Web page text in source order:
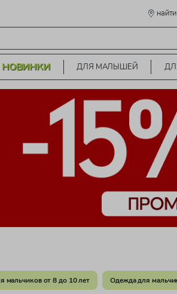
НОВИНКИ ДЛЯ МАЛЫШЕЙ
мальчиков от 8 до 10 лет Одежда для